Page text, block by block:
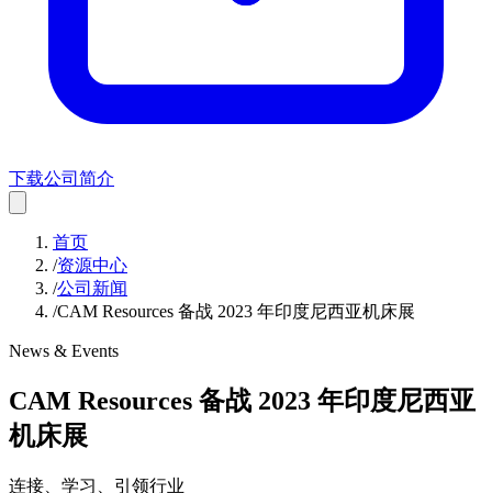
下载公司简介
首页
/资源中心
/公司新闻
/CAM Resources 备战 2023 年印度尼西亚机床展
News & Events
CAM Resources 备战 2023 年印度尼西亚
机床展
连接、学习、引领行业